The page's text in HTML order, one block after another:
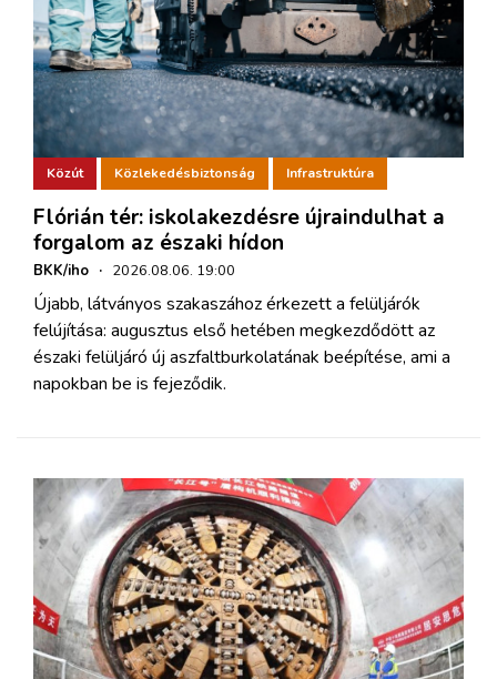
Közút Közlekedésbiztonság Infrastruktúra
Flórián tér: iskolakezdésre újraindulhat a
forgalom az északi hídon
BKK/iho · 2026.08.06. 19:00
Újabb, látványos szakaszához érkezett a felüljárók
felújítása: augusztus első hetében megkezdődött az
északi felüljáró új aszfaltburkolatának beépítése, ami a
napokban be is fejeződik.